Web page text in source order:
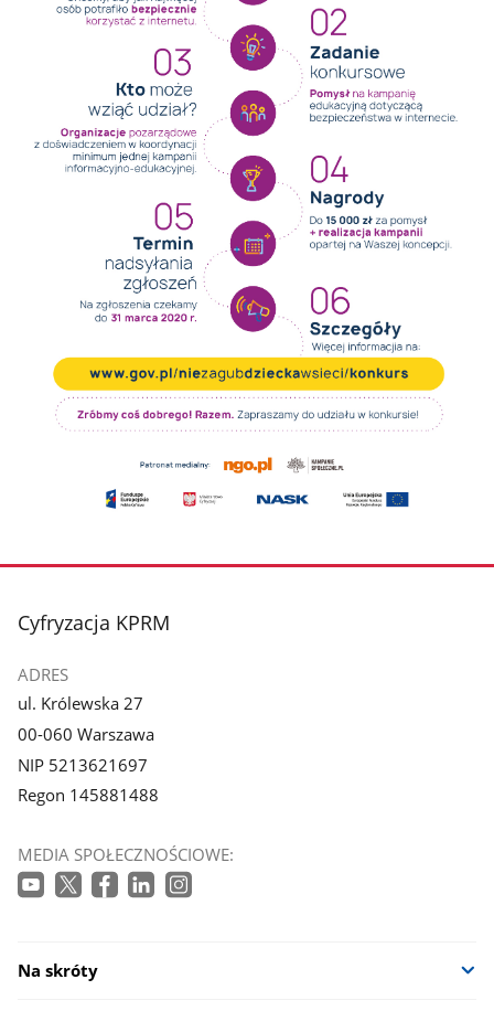
stopka
Cyfryzacja KPRM
ADRES
ul. Królewska 27
00-060 Warszawa
NIP 5213621697
Regon 145881488
MEDIA SPOŁECZNOŚCIOWE:
Na skróty